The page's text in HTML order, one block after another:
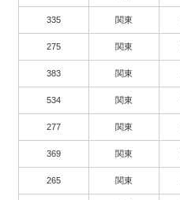
335 関東
275 関東
383 関東
534 関東
277 関東
369 関東
265 関東